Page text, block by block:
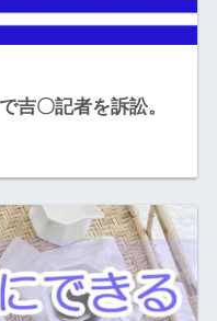
吉〇記者を訴訟。